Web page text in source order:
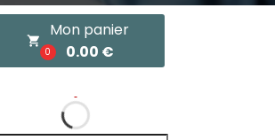
local_grocery_store
0
Mon panier
0.00 €